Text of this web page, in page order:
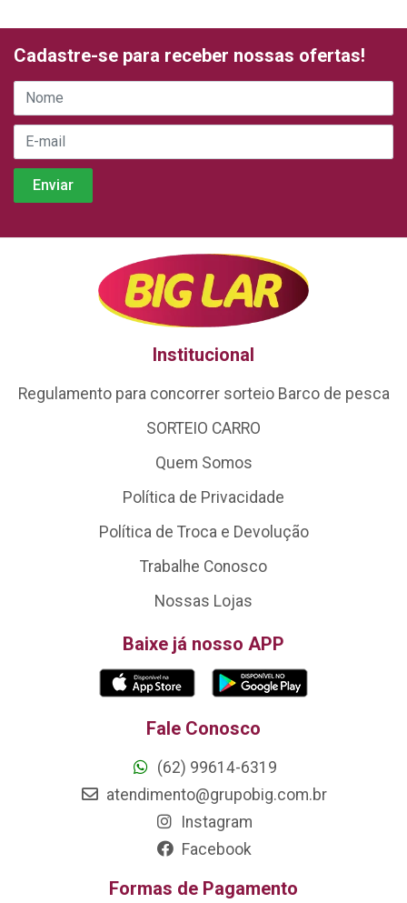
Cadastre-se para receber nossas ofertas!
Institucional
Regulamento para concorrer sorteio Barco de pesca
SORTEIO CARRO
Quem Somos
Política de Privacidade
Política de Troca e Devolução
Trabalhe Conosco
Nossas Lojas
Baixe já nosso APP
Fale Conosco
(62) 99614-6319
atendimento@grupobig.com.br
Instagram
Facebook
Formas de Pagamento